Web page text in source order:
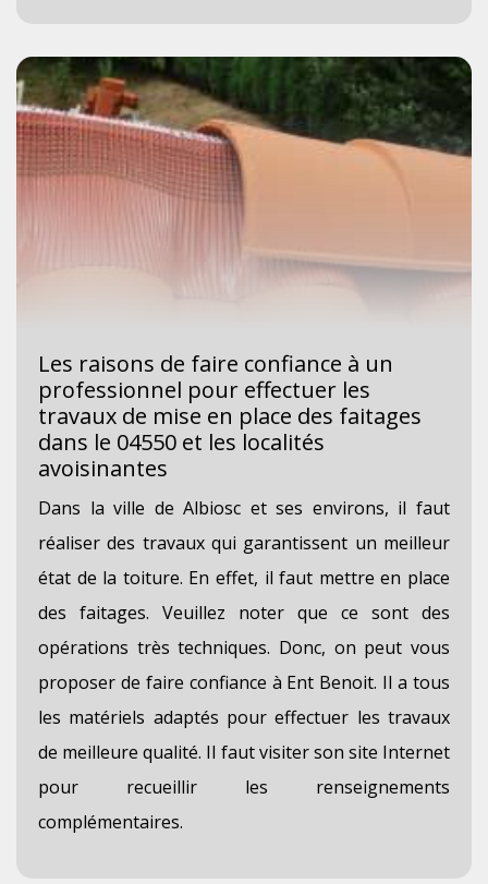
Les raisons de faire confiance à un
professionnel pour effectuer les
travaux de mise en place des faitages
dans le 04550 et les localités
avoisinantes
Dans la ville de Albiosc et ses environs, il faut
réaliser des travaux qui garantissent un meilleur
état de la toiture. En effet, il faut mettre en place
des faitages. Veuillez noter que ce sont des
opérations très techniques. Donc, on peut vous
proposer de faire confiance à Ent Benoit. Il a tous
les matériels adaptés pour effectuer les travaux
de meilleure qualité. Il faut visiter son site Internet
pour recueillir les renseignements
complémentaires.